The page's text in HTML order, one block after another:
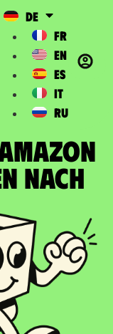
DE
FR
EN
ES
IT
RU
nach